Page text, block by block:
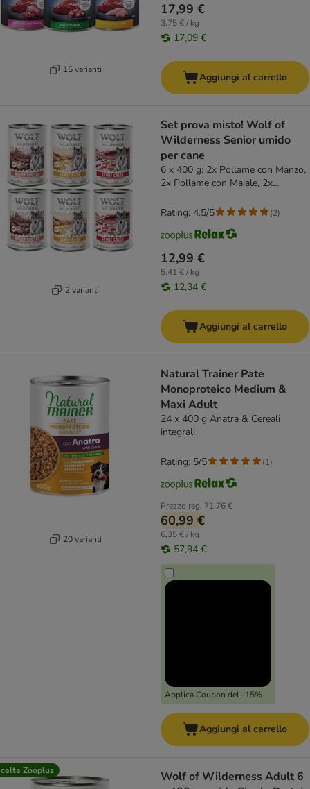
15 varianti
17,99 €
3,75 € / kg
17,09 €
Aggiungi al carrello
2 varianti
Set prova misto! Wolf of
Wilderness Senior umido
per cane
6 x 400 g: 2x Pollame con Manzo,
2x Pollame con Maiale, 2x
12,99 €
5,41 € / kg
12,34 €
Rating: 4.5/5 (2)
Aggiungi al carrello
20 varianti
Natural Trainer Pate
Monoproteico Medium &
Maxi Adult
24 x 400 g Anatra & Cereali
integrali
Prezzo reg. 71,76 €
60,99 €
6,35 € / kg
57,94 €
Applica Coupon del -15%
Rating: 5/5 (1)
Aggiungi al carrello
Zooplus
Wolf of Wilderness Adult 6